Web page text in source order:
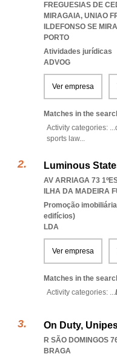
FREGUESIAS DE
MIRAGAIA, UNIAO
ILDEFONSO SE
PORTO
Atividades jurídicas
ADVOG
Ver empresa
Matches in the
Activity categories: ...
sports law...
Luminous
AV ARRIAGA 73
ILHA DA MADEIRA
Promoção
edifícios)
LDA
Ver empresa
Matches in the
Activity categories: ...
On Duty,
R SÃO DOMINGOS
BRAGA